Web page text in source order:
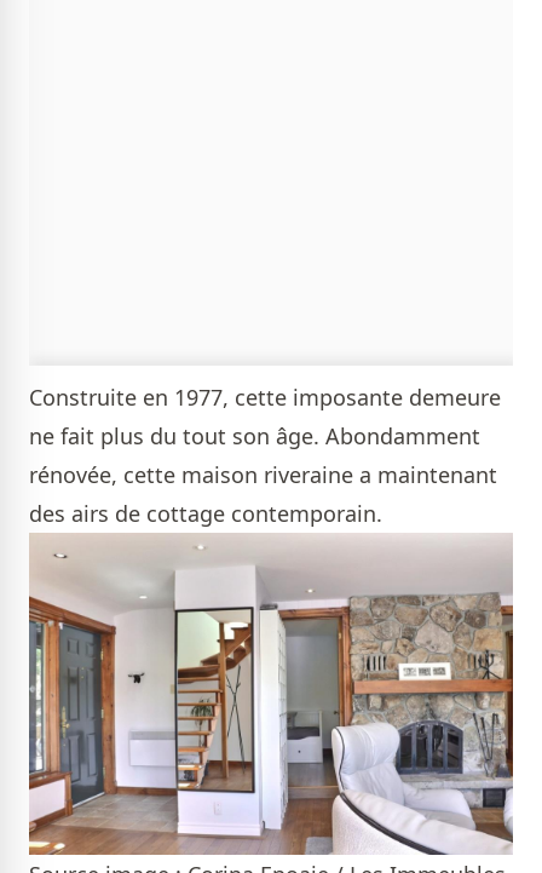
Construite en 1977, cette imposante demeure
ne fait plus du tout son âge. Abondamment
rénovée, cette maison riveraine a maintenant
des airs de cottage contemporain.